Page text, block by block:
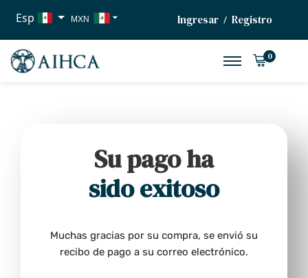
Esp MXN
EUR
Ingresar / Registro
0
Su pago ha
sido exitoso
Muchas gracias por su compra, se envió su
recibo de pago a su correo electrónico.